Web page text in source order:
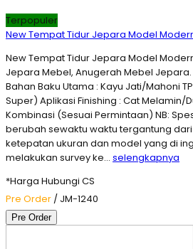
Terpopuler
New Tempat Tidur Jepara Model
New Tempat Tidur Jepara Model
Jepara Mebel, Anugerah Mebel Jepara.
Bahan Baku Utama : Kayu Jati/Mahoni
Super) Aplikasi Finishing : Cat Melamin/
Kombinasi (Sesuai Permintaan) NB:
berubah sewaktu waktu tergantung
ketepatan ukuran dan model yang di
melakukan survey ke… selengkapnya
*Harga Hubungi CS
Pre Order / JM-1240
Pre Order